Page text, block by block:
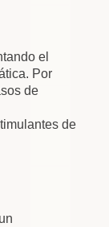
el
Por
de
de